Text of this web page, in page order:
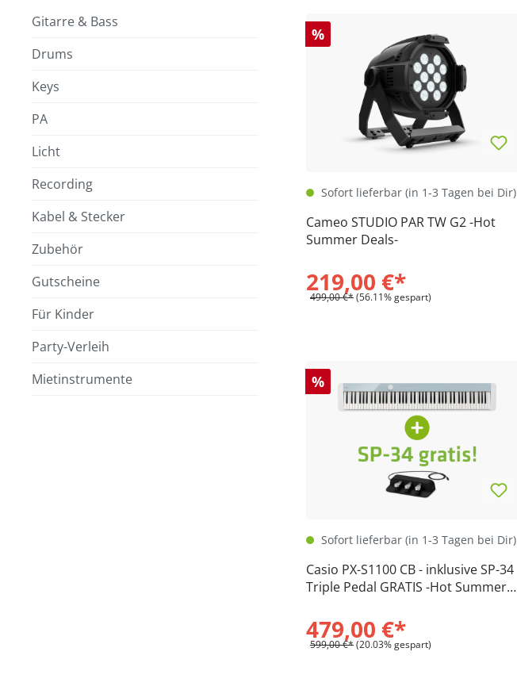
Gitarre & Bass
Drums
Keys
PA
Licht
Recording
Kabel & Stecker
Zubehör
Gutscheine
Für Kinder
Party-Verleih
Mietinstrumente
%
Sofort lieferbar (in 1-3 Tagen bei Dir)
Cameo STUDIO PAR TW G2 -Hot
Summer Deals-
219,00 €*
499,00 €*(56.11% gespart)
%
Sofort lieferbar (in 1-3 Tagen bei Dir)
Casio PX-S1100 CB - inklusive SP-34
Triple Pedal GRATIS -Hot Summer
479,00 €*
599,00 €*(20.03% gespart)